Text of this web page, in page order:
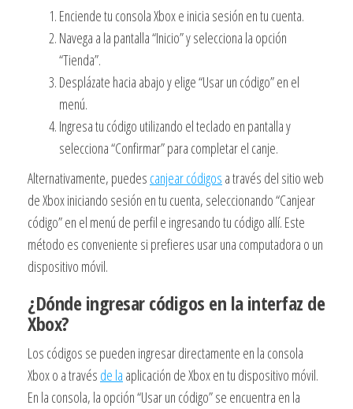
Enciende tu consola Xbox e inicia sesión en tu cuenta.
Navega a la pantalla “Inicio” y selecciona la opción
“Tienda”.
Desplázate hacia abajo y elige “Usar un código” en el
menú.
Ingresa tu código utilizando el teclado en pantalla y
selecciona “Confirmar” para completar el canje.
Alternativamente, puedes canjear códigos a través del sitio web
de Xbox iniciando sesión en tu cuenta, seleccionando “Canjear
código” en el menú de perfil e ingresando tu código allí. Este
método es conveniente si prefieres usar una computadora o un
dispositivo móvil.
¿Dónde ingresar códigos en la interfaz de
Xbox?
Los códigos se pueden ingresar directamente en la consola
Xbox o a través de la aplicación de Xbox en tu dispositivo móvil.
En la consola, la opción “Usar un código” se encuentra en la